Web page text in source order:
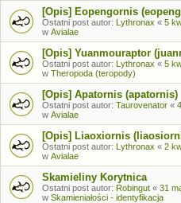
[Opis] Eopengornis
Ostatni post autor: Lythronax « 5
w Avialae
[Opis] Yuanmouraptor
Ostatni post autor: Lythronax « 5
w Theropoda (teropody)
[Opis] Apatornis (apatornis)
Ostatni post autor: Taurovenator «
w Avialae
[Opis] Liaoxiornis
Ostatni post autor: Lythronax « 2
w Avialae
Skamieliny Korytnica
Ostatni post autor: Robingut « 31
w Skamieniałości - identyfikacja